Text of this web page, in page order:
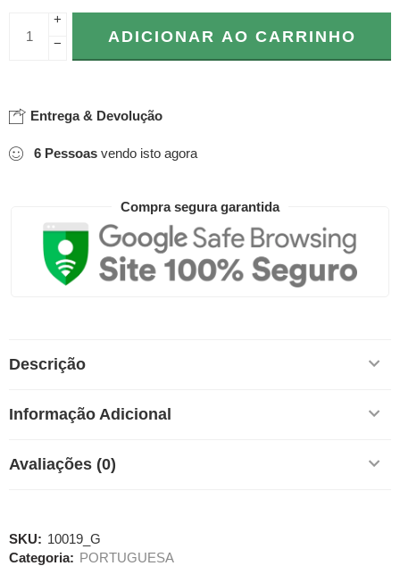
+
−
ADICIONAR AO CARRINHO
Entrega & Devolução
6 Pessoas vendo isto agora
Compra segura garantida
Descrição
Informação Adicional
Avaliações (0)
SKU: 10019_G
Categoria: PORTUGUESA